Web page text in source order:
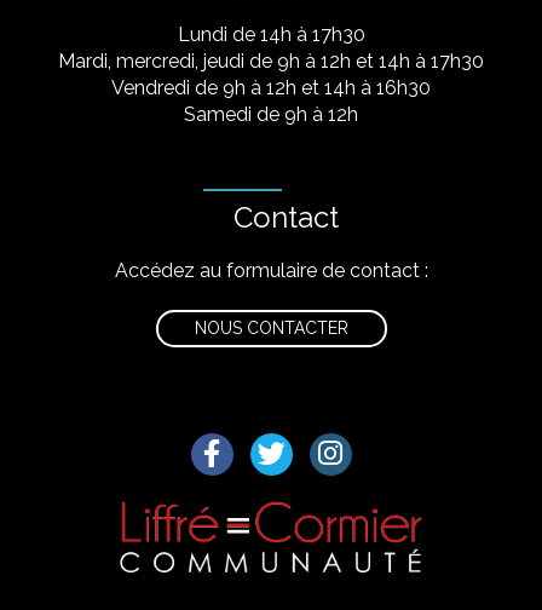
Lundi de 14h à 17h30
Mardi, mercredi, jeudi de 9h à 12h et 14h à 17h30
Vendredi de 9h à 12h et 14h à 16h30
Samedi de 9h à 12h
Contact
Accédez au formulaire de contact :
NOUS CONTACTER
Lien vers le compte Facebook
Lien vers le compte Twitter
Lien vers le compte